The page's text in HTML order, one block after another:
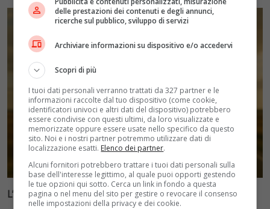
L’Eternità di Fabrizio Moro: il nuovo testo
delle prestazioni dei contenuti e degli annunci,
ricerche sul pubblico, sviluppo di servizi
Archiviare informazioni su dispositivo e/o accedervi
Scopri di più
I tuoi dati personali verranno trattati da 327 partner e le
informazioni raccolte dal tuo dispositivo (come cookie,
identificatori univoci e altri dati del dispositivo) potrebbero
essere condivise con questi ultimi, da loro visualizzate e
memorizzate oppure essere usate nello specifico da questo
sito. Noi e i nostri partner potremmo utilizzare dati di
localizzazione esatti. Elenco dei partner.
Alcuni fornitori potrebbero trattare i tuoi dati personali sulla
base dell'interesse legittimo, al quale puoi opporti gestendo
le tue opzioni qui sotto. Cerca un link in fondo a questa
pagina o nel menu del sito per gestire o revocare il consenso
nelle impostazioni della privacy e dei cookie.